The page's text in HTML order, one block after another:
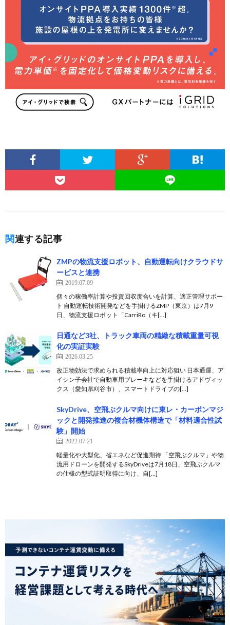
関連する記事
ZMPの物流支援ロボット、自動運転向けクラウドサ
ービスと連携
2019.07.09
個々の稼働率計算や投資回収度合いを計算、適正管理サポー
ト 自動運転技術開発などを手掛けるZMP（東京）は7月9
日、物流支援ロボット「CarriRo（キ[…]
日通など3社、トラック車両の精緻な積載重量可視
化の実証実験
2026.03.25
改正物効法で求められる積載率向上に対応狙い 日本通運、ア
イシン子会社で自動車用ブレーキなどを手掛けるアドヴィッ
クス（愛知県刈谷市）、スマートドライブの[…]
SkyDrive、空飛ぶクルマ向けに東レ・カーボンマジ
ックと開発推進の複合材機体構造で「材料適合性試
験」開始
2022.07.21
軽量化や大型化、省エネなど促進期待 「空飛ぶクルマ」や物
流用ドローンを開発するSkyDriveは7月18日、空飛ぶクルマ
の仕様の型式証明取得に向け、自[…]